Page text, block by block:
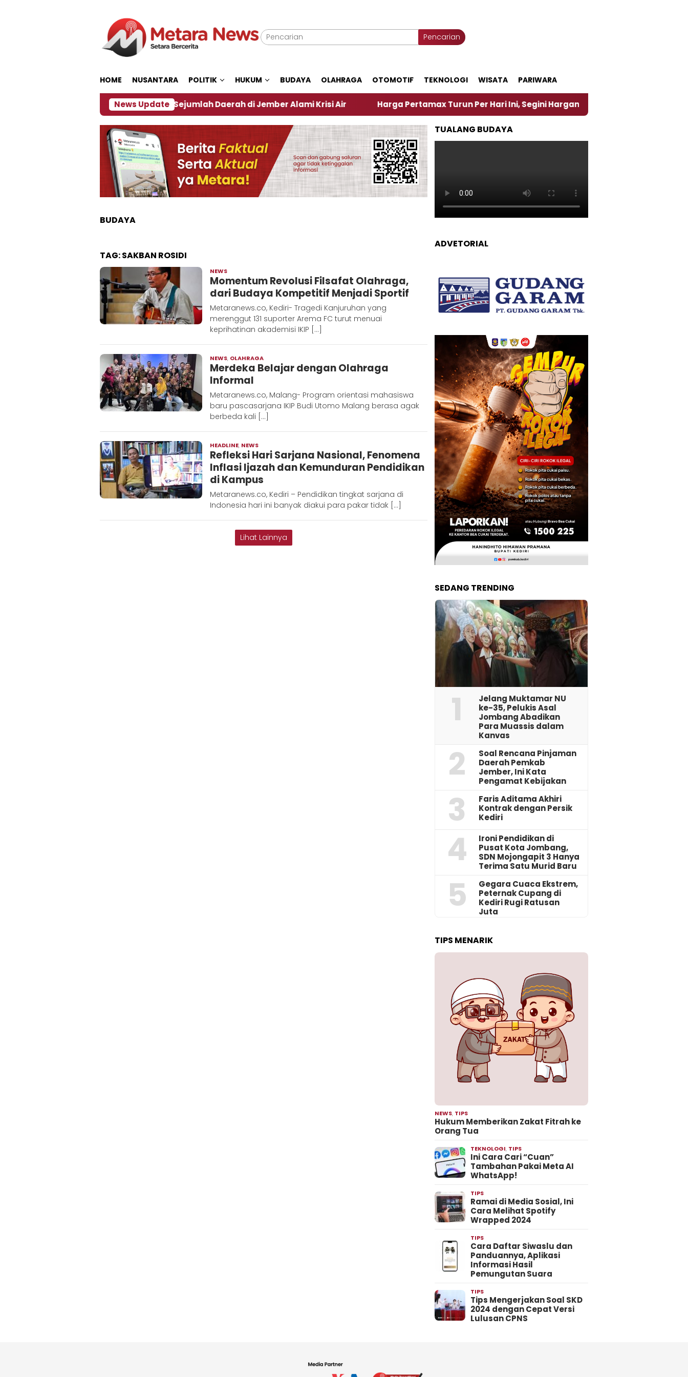
Pencarian
HOME NUSANTARA POLITIK HUKUM BUDAYA OLAHRAGA OTOMOTIF TEKNOLOGI WISATA PARIWARA
News Update
Dampak El Nino, Sejumlah Daerah di Jember Alami Krisi Air Harga Pertamax Turun Per Hari Ini, Segini Harganya ‎Nasirun Maestro Lukis
BUDAYA
TAG:SAKBAN ROSIDI
NEWS
Metaranews
Momentum Revolusi Filsafat Olahraga,
dari Budaya Kompetitif Menjadi Sportif
Metaranews.co, Kediri- Tragedi Kanjuruhan yang
merenggut 131 suporter Arema FC turut menuai
keprihatinan akademisi IKIP […]
NEWS, OLAHRAGA
Metaranews
Merdeka Belajar dengan Olahraga
Informal
Metaranews.co, Malang- Program orientasi mahasiswa
baru pascasarjana IKIP Budi Utomo Malang berasa agak
berbeda kali […]
HEADLINE, NEWS
Metaranews
Refleksi Hari Sarjana Nasional, Fenomena
Inflasi Ijazah dan Kemunduran Pendidikan
di Kampus
Metaranews.co, Kediri – Pendidikan tingkat sarjana di
Indonesia hari ini banyak diakui para pakar tidak […]
Lihat Lainnya
TUALANG BUDAYA
ADVETORIAL
SEDANG TRENDING
1
Jelang Muktamar NU
ke-35, Pelukis Asal
Jombang Abadikan
Para Muassis dalam
Kanvas
2
‎Soal Rencana Pinjaman
Daerah Pemkab
Jember, Ini Kata
Pengamat Kebijakan ‎
3
Faris Aditama Akhiri
Kontrak dengan Persik
Kediri
4
Ironi Pendidikan di
Pusat Kota Jombang,
SDN Mojongapit 3 Hanya
Terima Satu Murid Baru
5
‎Gegara Cuaca Ekstrem,
Peternak Cupang di
Kediri Rugi Ratusan
Juta
TIPS MENARIK
NEWS, TIPS
Hukum Memberikan Zakat Fitrah ke
Orang Tua
TEKNOLOGI, TIPS
Ini Cara Cari “Cuan”
Tambahan Pakai Meta AI
WhatsApp!
TIPS
Ramai di Media Sosial, Ini
Cara Melihat Spotify
Wrapped 2024
TIPS
Cara Daftar Siwaslu dan
Panduannya, Aplikasi
Informasi Hasil
Pemungutan Suara
TIPS
Tips Mengerjakan Soal SKD
2024 dengan Cepat Versi
Lulusan CPNS